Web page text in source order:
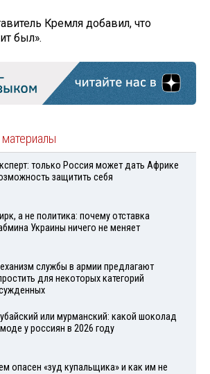
Кремля добавил, что
был».
только Россия может дать Африке
защитить себя
а не политика: почему отставка
Украины ничего не меняет
службы в армии предлагают
для некоторых категорий
или мурманский: какой шоколад
у россиян в 2026 году
опасен «зуд купальщика» и как им не